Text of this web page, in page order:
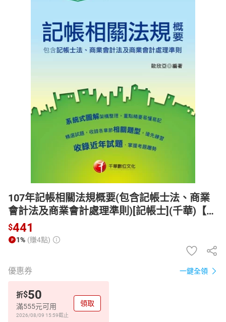
日本購物 電子/紙本書
HOT
107年記帳相關法規概要(包含記帳士法、商業
會計法及商業會計處理準則)[記帳士](千華)【電
子書】
$441
1% (賺4點)
優惠券 一鍵全領
折$50
滿555元可用
2026/08/09 15:59截止
領取